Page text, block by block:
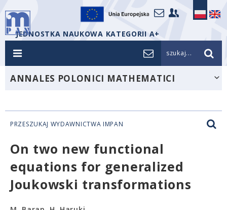
JEDNOSTKA NAUKOWA KATEGORII A+
szukaj...
ANNALES POLONICI MATHEMATICI
PRZESZUKAJ WYDAWNICTWA IMPAN
On two new functional
equations for generalized
Joukowski transformations